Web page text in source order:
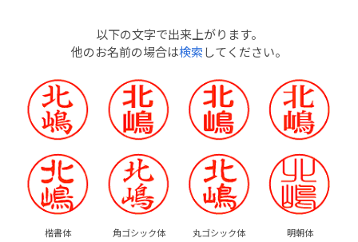
以下の文字で出来上がります。
他のお名前の場合は検索してください。
楷書体 角ゴシック体 丸ゴシック体 明朝体